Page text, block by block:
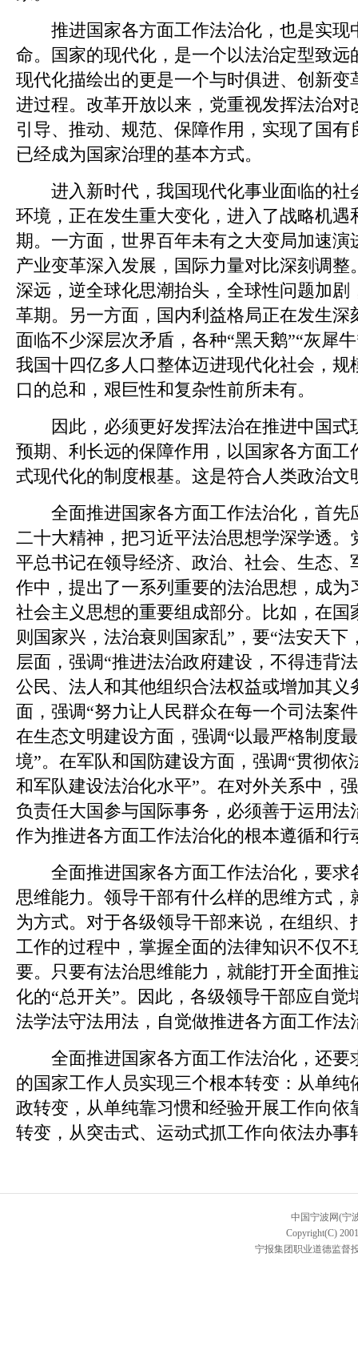
推进国家各方面工作法治化，也是实现
命。国家的现代化，是一个以法治定型致远
现代化描绘出的更是一个与时俱进、创新变
进过程。改革开放以来，党重视发挥法治对
引导、推动、规范、保障作用，实现了国有
已经成为国家治理的基本方式。
进入新时代，我国现代化事业面临的社
环境，正在发生重大变化，进入了战略机遇
期。一方面，世界百年未有之大变局加速演
产业变革深入发展，国际力量对比深刻调
深远，逆全球化思潮抬头，全球性问题加剧
革期。另一方面，国内利益格局正在发生深
面临不少深层次矛盾，各种“黑天鹅”“灰犀
我国十四亿多人口整体迈进现代化社会，规
口的总和，艰巨性和复杂性前所未有。
因此，必须更好发挥法治在推进中国式
预期、利长远的保障作用，以国家各方面工
式现代化的制度根基。这是符合人类政治文
全面推进国家各方面工作法治化，首先
二十大精神，把习近平法治思想学深学透。
平总书记在领导经济、政治、社会、生态、
作中，提出了一系列重要的法治思想，成为
社会主义思想的重要组成部分。比如，在国
则国家兴，法治衰则国家乱”，要“法安天下
层面，强调“推进法治政府建设，不得违背
公民、法人和其他组织合法权益或增加其义
面，强调“努力让人民群众在每一个司法案
在生态文明建设方面，强调“以最严格制度
境”。在军队和国防建设方面，强调“贯彻依
和军队建设法治化水平”。在对外关系中，
负责任大国参与国际事务，必须善于运用
作为推进各方面工作法治化的根本遵循和行
全面推进国家各方面工作法治化，要求
思维能力。领导干部有什么样的思维方式，
为方式。对于各级领导干部来说，在组织、
工作的过程中，掌握全面的法律知识不仅不
要。只要有法治思维能力，就能打开全面推
化的“总开关”。因此，各级领导干部应自觉
法学法守法用法，自觉做推进各方面工作法
全面推进国家各方面工作法治化，还要
的国家工作人员实现三个根本转变：从单纯
政转变，从单纯靠习惯和经验开展工作向依
转变，从突击式、运动式抓工作向依法办事
中国宁波网(宁
Copyright(C)
宁报集团职业道德监督